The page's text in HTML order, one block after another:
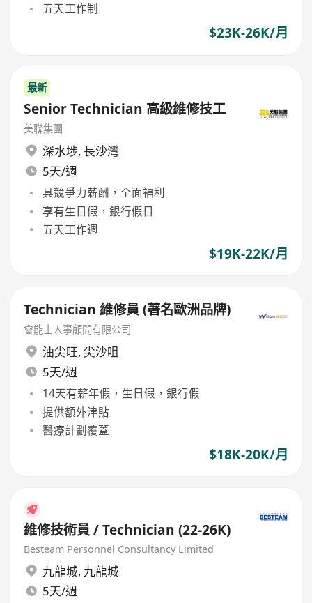
五天工作制
$23K-26K/月
最新
Senior Technician 高級維修技工
美聯集團
深水埗, 長沙灣
5天/週
具競爭力薪酬，全面福利
享有生日假，銀行假日
五天工作週
$19K-22K/月
Technician 維修員 (著名歐洲品牌)
會能士人事顧問有限公司
油尖旺, 尖沙咀
5天/週
14天有薪年假，生日假，銀行假
提供額外津貼
醫療計劃覆蓋
$18K-20K/月
維修技術員 / Technician (22-26K)
Besteam Personnel Consultancy Limited
九龍城, 九龍城
5天/週